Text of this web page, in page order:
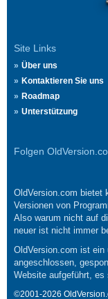
Site Links
Über uns
Kontaktieren Sie uns
Roadmap
Unterstützung
Folgen
OldVersion.com bietet
Versionen von
Also warum nicht auf
neuer ist nicht immer
OldVersion.com ist
angeschlossen,
Website aufgeführt, es
©2001-2026